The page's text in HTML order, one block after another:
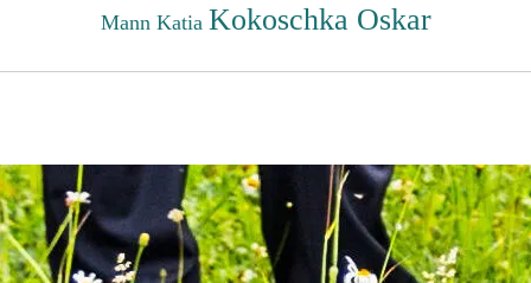
Mann Katia Kokoschka Oskar